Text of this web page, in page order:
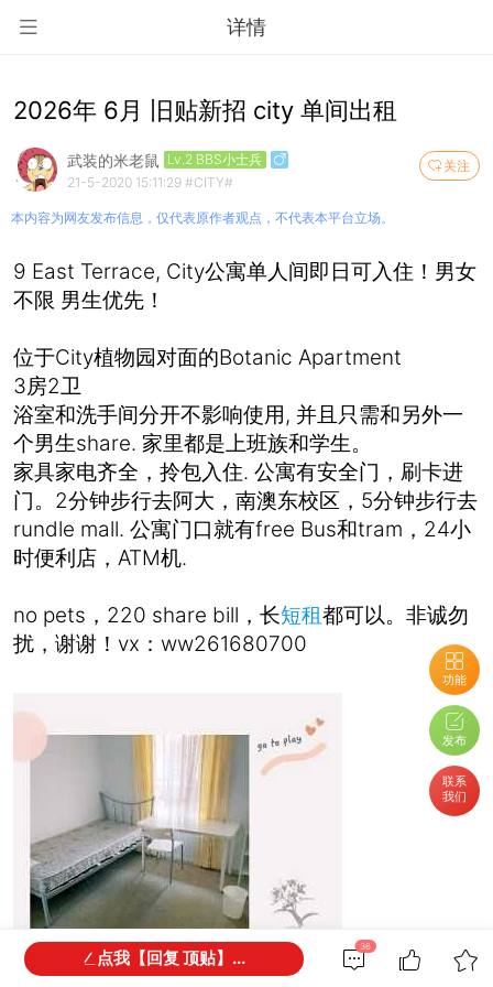
详情
功能
发布
联系
我们
2026年 6月 旧贴新招 city 单间出租
关注
武装的米老鼠 Lv.2 BBS小士兵
21-5-2020 15:11:29 #CITY#
本内容为网友发布信息，仅代表原作者观点，不代表本平台立场。
9 East Terrace, City公寓单人间即日可入住！男女
不限 男生优先！
位于City植物园对面的Botanic Apartment
3房2卫
浴室和洗手间分开不影响使用, 并且只需和另外一
个男生share. 家里都是上班族和学生。
家具家电齐全，拎包入住. 公寓有安全门，刷卡进
门。2分钟步行去阿大，南澳东校区，5分钟步行去
rundle mall. 公寓门口就有free Bus和tram，24小
时便利店，ATM机.
no pets，220 share bill，长短租都可以。非诚勿
扰，谢谢！vx：ww261680700
36
点我【回复 顶贴】...